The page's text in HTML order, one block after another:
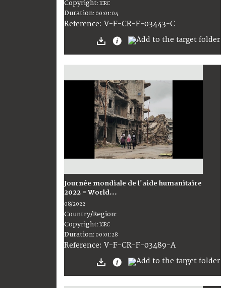
Copyright:ICRC
Duration: 00:01:04
Reference: V-F-CR-F-03443-C
Journée mondiale de l'aide humanitaire
2022 = World...
08/2022
Country/Region:
Copyright:ICRC
Duration: 00:01:28
Reference: V-F-CR-F-03489-A